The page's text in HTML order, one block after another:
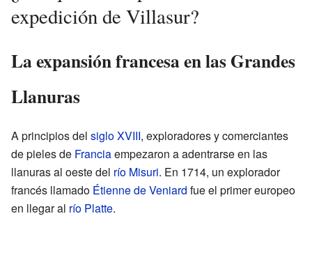
expedición de Villasur?
La expansión francesa en las Grandes
Llanuras
A principios del siglo XVIII, exploradores y comerciantes
de pieles de Franciaempezaron a adentrarse en las
llanuras al oeste del río Misuri. En 1714, un explorador
francés llamado Étienne de Veniard fue el primer europeo
en llegar al río Platte.